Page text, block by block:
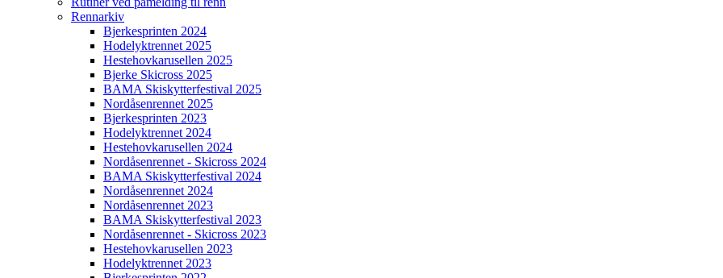
Rennarkiv
Bjerkesprinten 2024
Hodelyktrennet 2025
Hestehovkarusellen 2025
Bjerke Skicross 2025
BAMA Skiskytterfestival 2025
Nordåsenrennet 2025
Bjerkesprinten 2023
Hodelyktrennet 2024
Hestehovkarusellen 2024
Nordåsenrennet - Skicross 2024
BAMA Skiskytterfestival 2024
Nordåsenrennet 2024
Nordåsenrennet 2023
BAMA Skiskytterfestival 2023
Nordåsenrennet - Skicross 2023
Hestehovkarusellen 2023
Hodelyktrennet 2023